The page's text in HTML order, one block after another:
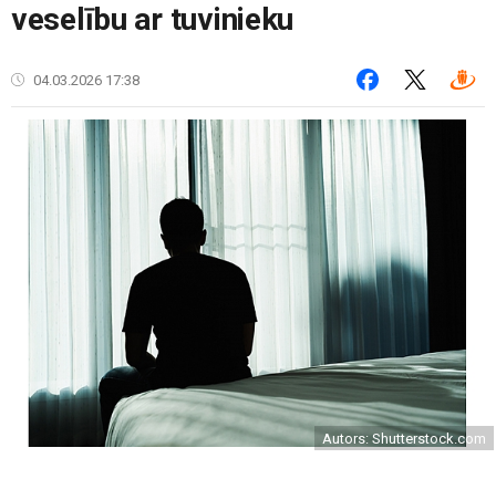
veselību ar tuvinieku
04.03.2026 17:38
Autors: Shutterstock.com